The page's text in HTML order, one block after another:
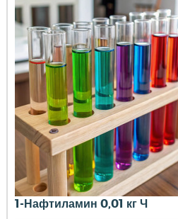
1-Нафтиламин 0,01 кг Ч